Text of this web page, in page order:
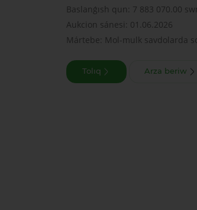
Baslanǵısh qun: 7 883 070.00
Aukcion sánesi: 01.06.2026
Mártebe: Mol-mulk savdolarda
Tolıq Arza beriw